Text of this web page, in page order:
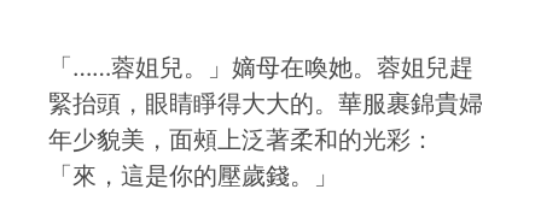
「……蓉姐兒。」嫡母在喚她。蓉姐兒趕
緊抬頭，眼睛睜得大大的。華服裹錦貴婦
年少貌美，面頰上泛著柔和的光彩：
「來，這是你的壓歲錢。」